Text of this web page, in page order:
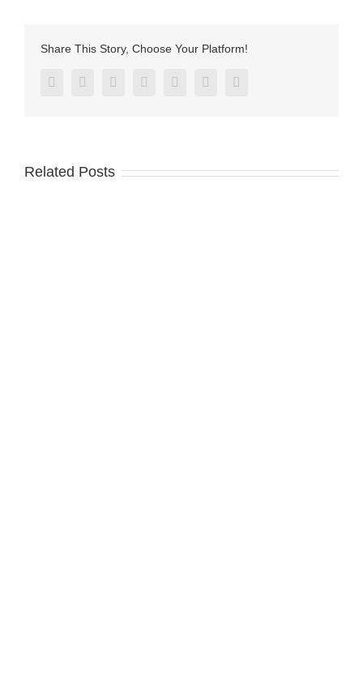
Share This Story, Choose Your Platform!
FacebookTwitter Reddit LinkedInTumblr Pinterest
Related Posts